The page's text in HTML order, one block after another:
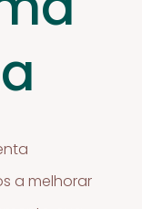
a melhorar